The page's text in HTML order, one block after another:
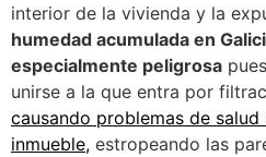
interior de la vivienda y la
humedad acumulada en
especialmente peligrosa
unirse a la que entra por
causando problemas de
inmueble, estropeando las